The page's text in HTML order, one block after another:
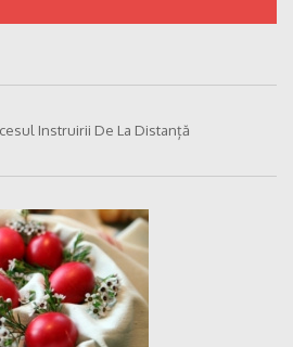
Instruirii De La Distanță